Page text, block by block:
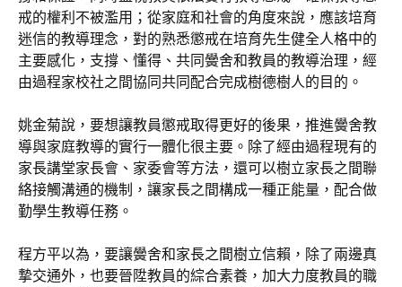
戒的權利不被濫用；從家庭和社會的角度來說，應該培育
迷信的教導理念，對的熟悉懲戒在培育先生健全人格中的
主要感化，支撐、懂得、共同黌舍和教員的教導治理，經
由過程家校社之間協同共同配合完成樹德樹人的目的。
姚金菊說，要想讓教員懲戒取得更好的後果，推進黌舍教
導與家庭教導的實行一體化很主要。除了經由過程現有的
家長講堂家長會、家委會等方法，還可以樹立家長之間聯
絡接觸溝通的機制，讓家長之間構成一種正能量，配合做
勤學生教導任務。
程方平以為，要讓黌舍和家長之間樹立信賴，除了兩邊真
摯交通外，也要晉陞教員的綜合素養，加大力度教員的職